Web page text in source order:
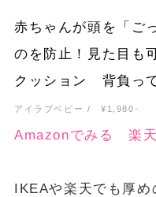
赤ちゃんが頭を「ご
のを防止！見た目も
クッション 背負っ
アイラブベビー / ¥1,980-
Amazonでみる 楽
IKEAや楽天でも厚め